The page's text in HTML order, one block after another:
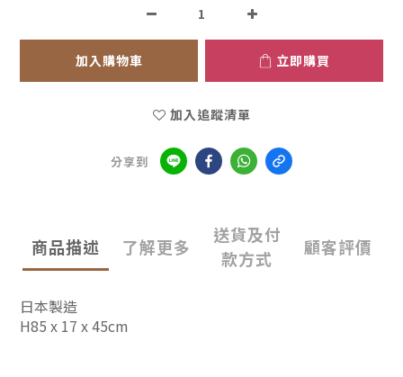
加入購物車 立即購買
加入追蹤清單
分享到
商品描述 了解更多
送貨及付
款方式
顧客評價
日本製造
H85 x 17 x 45cm